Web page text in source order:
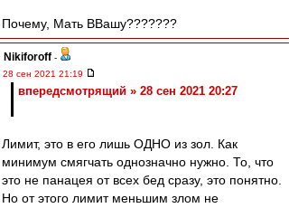
Почему, Мать ВВашу???????
Nikiforoff -
28 сен 2021 21:19
впередсмотрящий » 28 сен 2021 20:27
Лимит, это в его лишь ОДНО из зол. Как
минимум смягчать однозначно нужно. То, что
это не панацея от всех бед сразу, это понятно.
Но от этого лимит меньшим злом не